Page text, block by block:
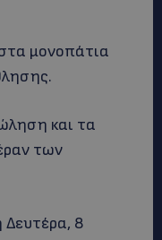
μονοπάτια
και τα
των
Δευτέρα, 8